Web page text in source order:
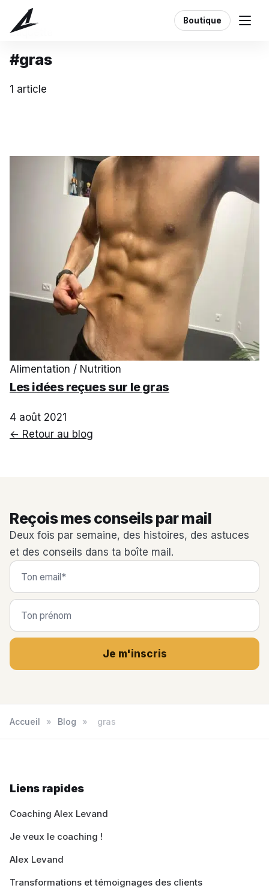
Boutique
Étiquette
#gras
1 article
Alimentation / Nutrition
Les idées reçues sur le gras
4 août 2021
← Retour au blog
Reçois mes conseils par mail
Deux fois par semaine, des histoires, des astuces
et des conseils dans ta boîte mail.
Je m'inscris
Accueil » Blog » gras
Liens rapides
Coaching Alex Levand
Je veux le coaching !
Alex Levand
Transformations et témoignages des clients